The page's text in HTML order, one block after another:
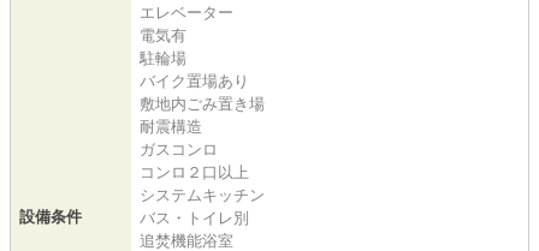
設備条件
エレベーター
電気有
駐輪場
バイク置場あり
敷地内ごみ置き場
耐震構造
ガスコンロ
コンロ２口以上
システムキッチン
バス・トイレ別
追焚機能浴室